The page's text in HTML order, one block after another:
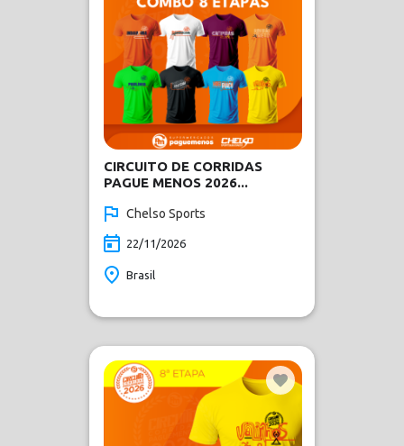
CIRCUITO DE CORRIDAS
PAGUE MENOS 2026...
Chelso Sports
22/11/2026
Brasil